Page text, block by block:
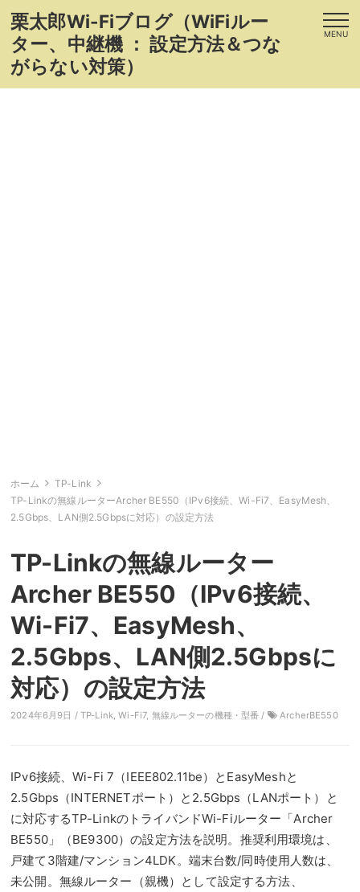
栗太郎Wi-Fiブログ（WiFiルー
ター、中継機 ： 設定方法＆つな
がらない対策）
MENU
ホーム
TP-Link
TP-Linkの無線ルーターArcher BE550（IPv6接続、Wi-Fi7、EasyMesh、
2.5Gbps、LAN側2.5Gbpsに対応）の設定方法
TP-Linkの無線ルーター
Archer BE550（IPv6接続、
Wi-Fi7、EasyMesh、
2.5Gbps、LAN側2.5Gbpsに
対応）の設定方法
2024年6月9日 / TP-Link,Wi-Fi7, 無線ルーターの機種・型番 / ArcherBE550
IPv6接続、Wi-Fi 7（IEEE802.11be）とEasyMeshと
2.5Gbps（INTERNETポート）と2.5Gbps（LANポート）と
に対応するTP-LinkのトライバンドWi-Fiルーター「Archer
BE550」（BE9300）の設定方法を説明。推奨利用環境は、
戸建て3階建/マンション4LDK。端末台数/同時使用人数は、
未公開。無線ルーター（親機）として設定する方法、